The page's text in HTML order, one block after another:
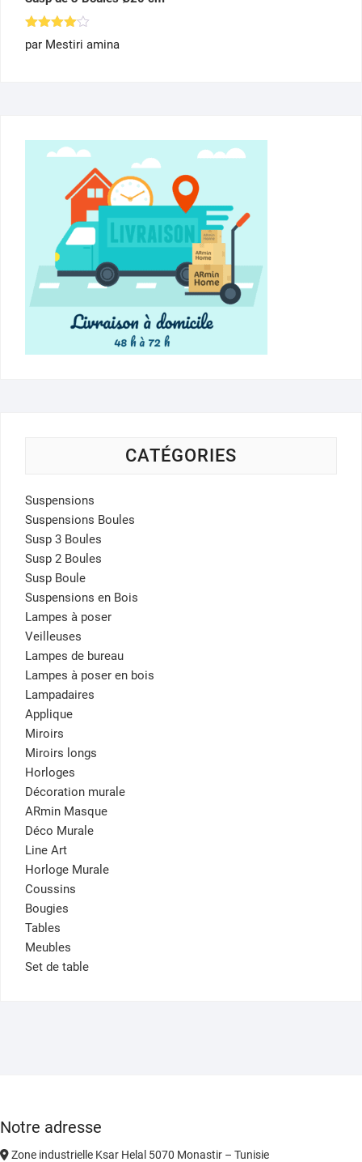
Note
sur 5
par Mestiri amina
CATÉGORIES
Suspensions
Suspensions Boules
Susp 3 Boules
Susp 2 Boules
Susp Boule
Suspensions en Bois
Lampes à poser
Veilleuses
Lampes de bureau
Lampes à poser en bois
Lampadaires
Applique
Miroirs
Miroirs longs
Horloges
Décoration murale
ARmin Masque
Déco Murale
Line Art
Horloge Murale
Coussins
Bougies
Tables
Meubles
Set de table
Notre adresse
Zone industrielle Ksar Helal 5070 Monastir – Tunisie